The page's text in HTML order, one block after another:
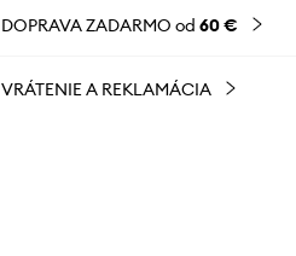
DOPRAVA ZADARMO od 60 €
VRÁTENIE A REKLAMÁCIA